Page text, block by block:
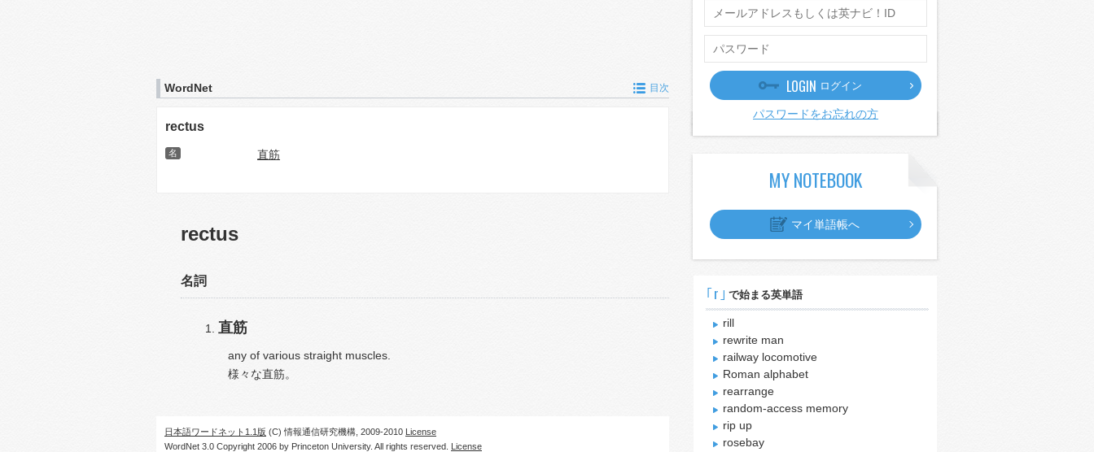
WordNet 目次
rectus
名 直筋
rectus
名詞
直筋
any of various straight muscles.
様々な直筋。
日本語ワードネット1.1版 (C) 情報通信研究機構, 2009-2010 License
WordNet 3.0 Copyright 2006 by Princeton University. All rights reserved. License
LOGIN ログイン
パスワードをお忘れの方
MY NOTEBOOK
マイ単語帳へ
｢r｣ で始まる英単語
rill
rewrite man
railway locomotive
Roman alphabet
rearrange
random-access memory
rip up
rosebay